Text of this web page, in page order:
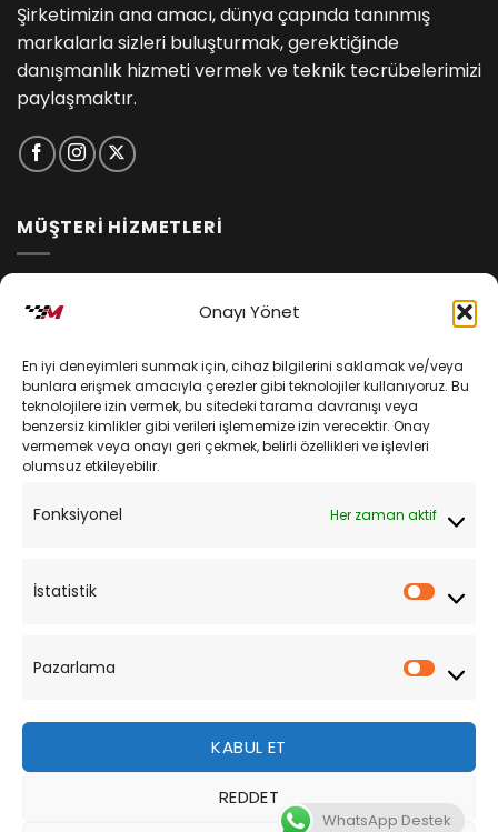
Onayı Yönet
En iyi deneyimleri sunmak için, cihaz bilgilerini saklamak ve/veya
bunlara erişmek amacıyla çerezler gibi teknolojiler kullanıyoruz. Bu
teknolojilere izin vermek, bu sitedeki tarama davranışı veya
benzersiz kimlikler gibi verileri işlememize izin verecektir. Onay
vermemek veya onayı geri çekmek, belirli özellikleri ve işlevleri
olumsuz etkileyebilir.
Fonksiyonel Her zaman aktif
İstatistik
Pazarlama
KABUL ET
REDDET
Şirketimizin ana amacı, dünya çapında tanınmış
markalarla sizleri buluşturmak, gerektiğinde
danışmanlık hizmeti vermek ve teknik tecrübelerimizi
paylaşmaktır.
MÜŞTERİ HİZMETLERİ
Kişisel Verilerin Korunması
Mesafeli Satış Sözleşmesi
Sipariş Takibi
Bu site, size daha iyi bir tarama deneyimi sunmak için
çerezler kullanmaktadır. Bu web sitesinde gezinerek,
WhatsApp Destek